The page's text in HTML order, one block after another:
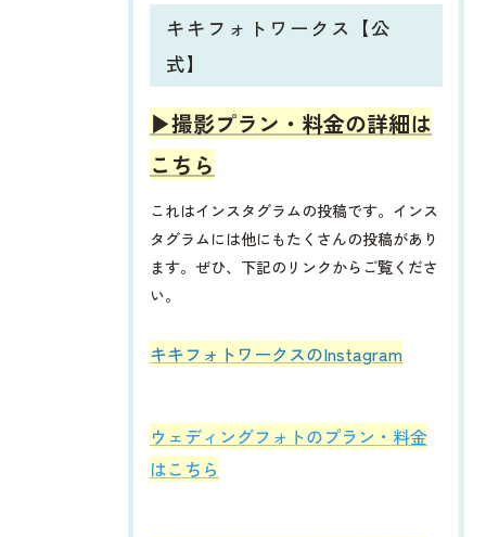
キキフォトワークス【公
式】
▶︎撮影プラン・料金の詳細は
こちら
これはインスタグラムの投稿です。インス
タグラムには他にもたくさんの投稿があり
ます。ぜひ、下記のリンクからご覧くださ
い。
​​​​キキフォトワークスのInstagram
ウェディングフォトのプラン・料金
はこちら